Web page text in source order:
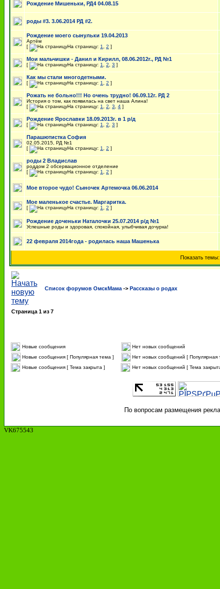
Рождение Мишеньки, РД4 04.08.15
роды #3. 3.06.2014 РД #2.
Рождение моего сынульки 19.04.2013
Артём
[
На страницу: 1 2 ]
Мои мальчишки - Данил и Кирилл, 08.06.2012г., РД №1
[ На страницу: 1 2 3 ]
Как мы стали многодетными.
[ На страницу: 1 2 ]
Рожать не больно!!! Но очень трудно! 06.09.12г. РД 2
История о том, как появилась на свет наша Алина!
[
На страницу: 1 2 3 4 ]
Рождение Ярославки 18.09.2013г. в 1 р/д
[ На страницу: 1 2 3 ]
Парашютистка София
02.05.2015, РД №1
[
На страницу: 1 2 ]
роды 2 Владислав
роддом 2 обсервационное отделение
[
На страницу: 1 2 ]
Мое второе чудо! Сыночек Артемочка 06.06.2014
Мое маленькое счастье. Маргаритка.
[ На страницу: 1 2 ]
Рождение доченьки Наталочки 25.07.2014 р/д №1
Успешные роды и здоровая, спокойная, улыбчивая дочурка!
22 февраля 2014года - родилась наша Машенька
Показать
Список форумов ОмскМама -> Рассказы о родах
Страница 1 из 7
Новые сообщения
Нет новых сообщений
Новые сообщения [ Популярная тема ]
Нет новых сообщений [ Популярная
Новые сообщения [ Тема закрыта ]
Нет новых сообщений [ Тема
По вопросам размещения
VK675543